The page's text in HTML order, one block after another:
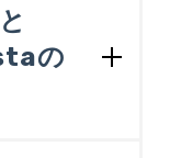
アで、主
ス、プ
イス（主
を備えて
入力を実
ータベー
、OBC受
Adapt
さい。な
for 奉行
、必ず、D
目の文系出
定して開
奉行として
受入機能
の